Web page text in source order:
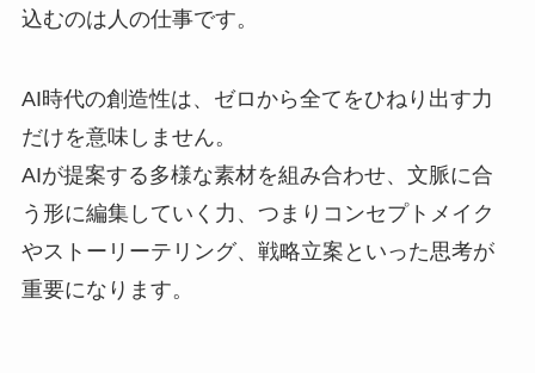
込むのは人の仕事です。
AI時代の創造性は、ゼロから全てをひねり出す力
だけを意味しません。
AIが提案する多様な素材を組み合わせ、文脈に合
う形に編集していく力、つまりコンセプトメイク
やストーリーテリング、戦略立案といった思考が
重要になります。